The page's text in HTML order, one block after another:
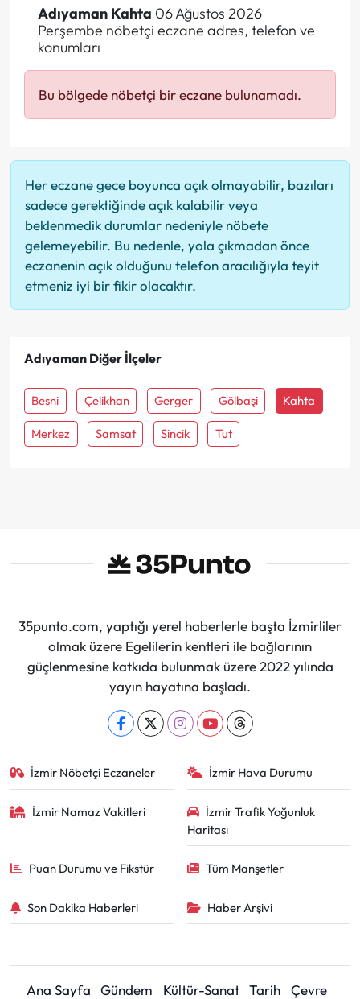
Adıyaman Kahta 06 Ağustos 2026
Perşembe nöbetçi eczane adres, telefon ve
konumları
Bu bölgede nöbetçi bir eczane bulunamadı.
Her eczane gece boyunca açık olmayabilir, bazıları
sadece gerektiğinde açık kalabilir veya
beklenmedik durumlar nedeniyle nöbete
gelemeyebilir. Bu nedenle, yola çıkmadan önce
eczanenin açık olduğunu telefon aracılığıyla teyit
etmeniz iyi bir fikir olacaktır.
Adıyaman Diğer İlçeler
Besni Çelikhan Gerger Gölbaşi Kahta
Merkez Samsat Sincik Tut
35punto.com, yaptığı yerel haberlerle başta İzmirliler
olmak üzere Egelilerin kentleri ile bağlarının
güçlenmesine katkıda bulunmak üzere 2022 yılında
yayın hayatına başladı.
İzmir Nöbetçi Eczaneler İzmir Hava Durumu
İzmir Namaz Vakitleri
İzmir Trafik Yoğunluk
Haritası
Puan Durumu ve Fikstür Tüm Manşetler
Son Dakika Haberleri Haber Arşivi
Ana Sayfa Gündem Kültür-Sanat Tarih
Çevre